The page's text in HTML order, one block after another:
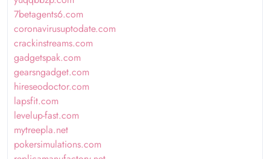
7betagents6.com
coronavirusuptodate.com
crackinstreams.com
gadgetspak.com
gearsngadget.com
hireseodoctor.com
lapsfit.com
levelup-fast.com
mytreepla.net
pokersimulations.com